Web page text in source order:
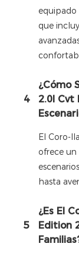
equipado
que
4
¿Cómo
2.0l Cvt
El Coro-
ofrece un
hasta
5
¿Es El
Edition